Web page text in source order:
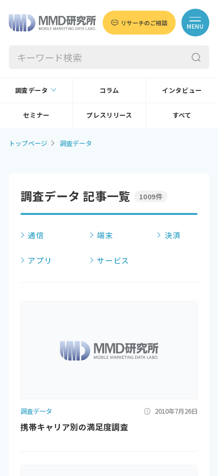
リサーチのご相談 MENU
調査データ コラム インタビュー
セミナー プレスリリース すべて
トップページ 調査データ
調査データ 記事一覧 1009件
通信 端末 決済
アプリ サービス
調査データ 2010年7月26日
携帯キャリア別の満足度調査